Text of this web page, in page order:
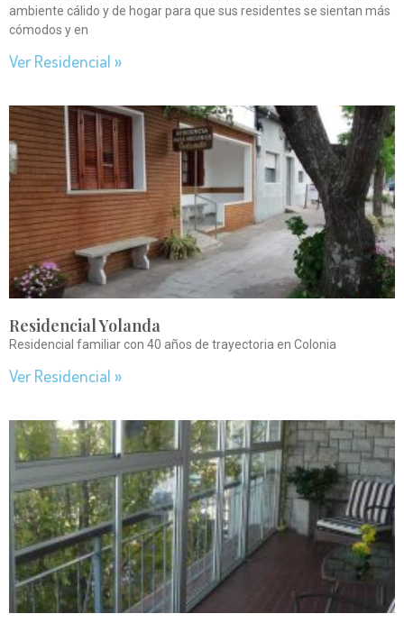
ambiente cálido y de hogar para que sus residentes se sientan más
cómodos y en
Ver Residencial »
Residencial Yolanda
Residencial familiar con 40 años de trayectoria en Colonia
Ver Residencial »